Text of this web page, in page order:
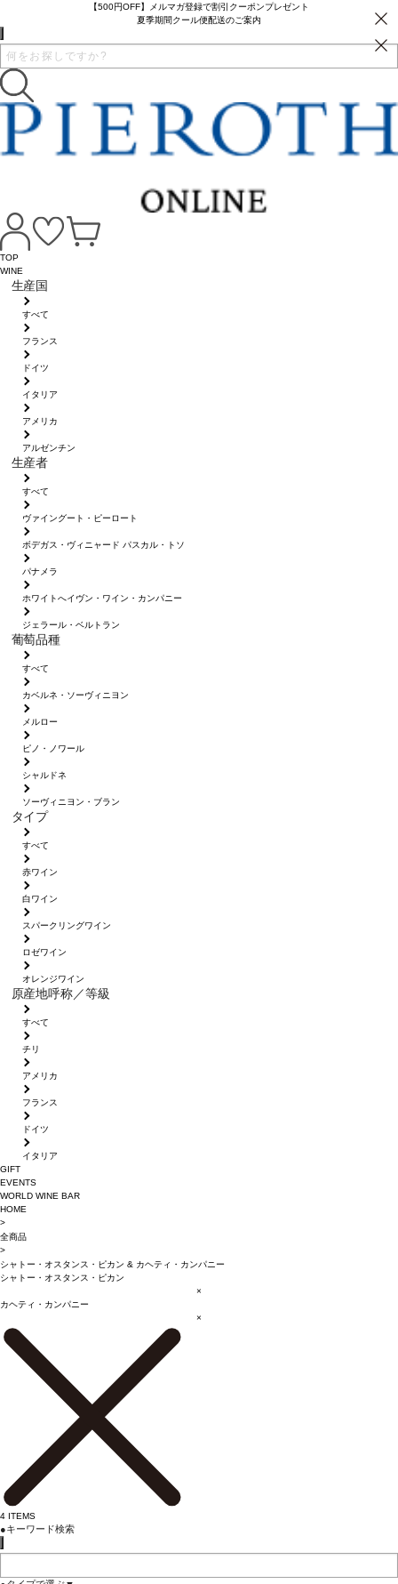
【500円OFF】メルマガ登録で割引クーポンプレゼント
夏季期間クール便配送のご案内
TOP
WINE
生産国
すべて
フランス
ドイツ
イタリア
アメリカ
アルゼンチン
生産者
すべて
ヴァイングート・ピーロート
ボデガス・ヴィニャード パスカル・トソ
パナメラ
ホワイトへイヴン・ワイン・カンパニー
ジェラール・ベルトラン
葡萄品種
すべて
カベルネ・ソーヴィニヨン
メルロー
ピノ・ノワール
シャルドネ
ソーヴィニヨン・ブラン
タイプ
すべて
赤ワイン
白ワイン
スパークリングワイン
ロゼワイン
オレンジワイン
原産地呼称／等級
すべて
チリ
アメリカ
フランス
ドイツ
イタリア
GIFT
EVENTS
WORLD WINE BAR
HOME
>
全商品
>
シャトー・オスタンス・ピカン & カヘティ・カンパニー
シャトー・オスタンス・ピカン
×
カヘティ・カンパニー
×
4 ITEMS
●キーワード検索